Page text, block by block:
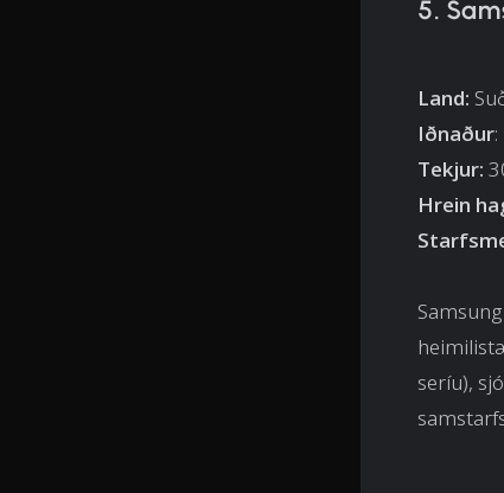
5.
Land:
Iðnaður
Tekjur:
Hrein
seríu),